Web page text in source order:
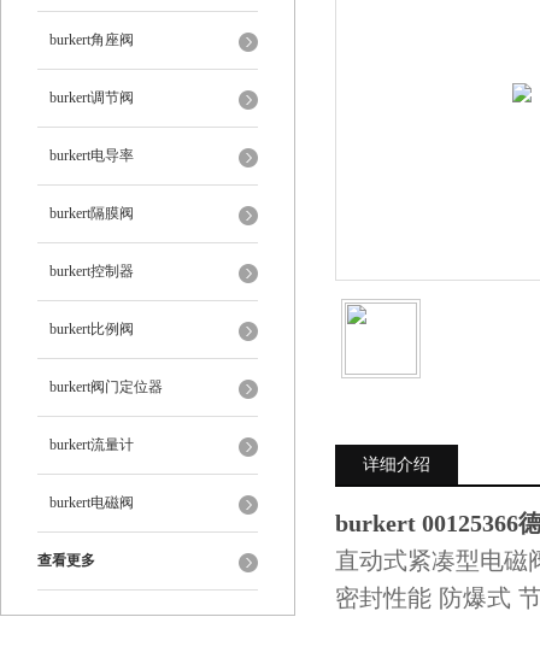
burkert角座阀
burkert调节阀
burkert电导率
burkert隔膜阀
burkert控制器
burkert比例阀
burkert阀门定位器
burkert流量计
burkert电磁阀
查看更多
详细介绍
burkert 00125366
直动式紧凑型电磁
密封性能 防爆式